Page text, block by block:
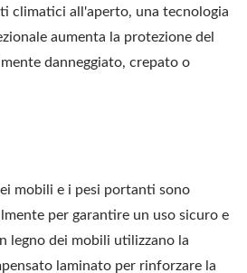
climatici all'aperto, una tecnologia
aumenta la protezione del
danneggiato, crepato o
mobili e i pesi portanti sono
per garantire un uso sicuro e
legno dei mobili utilizzano la
laminato per rinforzare la